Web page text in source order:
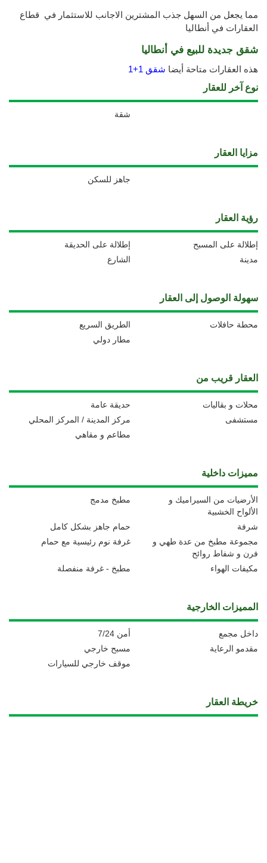
مما يجعل من السهل جذب المشترين الاجانب للاستثمار في قطاع
العقارات في أنطاليا
شقق جديدة للبيع في أنطاليا
هذه العقارات متاحة أيضا شقق 1+1
نوع آخر للعقار
شقة
مزايا العقار
جاهز للسكن
رؤية العقار
إطلالة على الحديقة
إطلالة على المسبح
الشارع
مدينة
سهولة الوصول إلى العقار
الطريق السريع
محطة حافلات
مطار دولي
العقار قريب من
حديقة عامة
محلات و بقاليات
مركز المدينة / المركز المحلي
مستشفى
مطاعم و مقاهي
مميزات داخلية
مطبخ مدمج
الأرضيات من السيراميك و
الألواح الخشبية
حمام جاهز بشكل كامل
شرفة
غرفة نوم رئيسية مع حمام
مجموعة مطبخ من عدة طهي و
فرن و شفاط روائح
مطبخ - غرفة منفصلة
مكيفات الهواء
المميزات الخارجية
أمن 7/24
داخل مجمع
مسبح خارجي
مقدمو الرعاية
موقف خارجي للسيارات
خريطة العقار